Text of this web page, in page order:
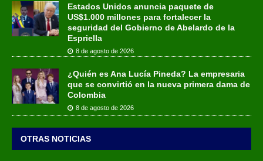
Estados Unidos anuncia paquete de
US$1.000 millones para fortalecer la
seguridad del Gobierno de Abelardo de la
Espriella
8 de agosto de 2026
¿Quién es Ana Lucía Pineda? La empresaria
que se convirtió en la nueva primera dama de
Colombia
8 de agosto de 2026
OTRAS NOTICIAS